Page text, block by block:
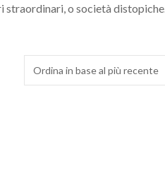
straordinari, o società distopiche.